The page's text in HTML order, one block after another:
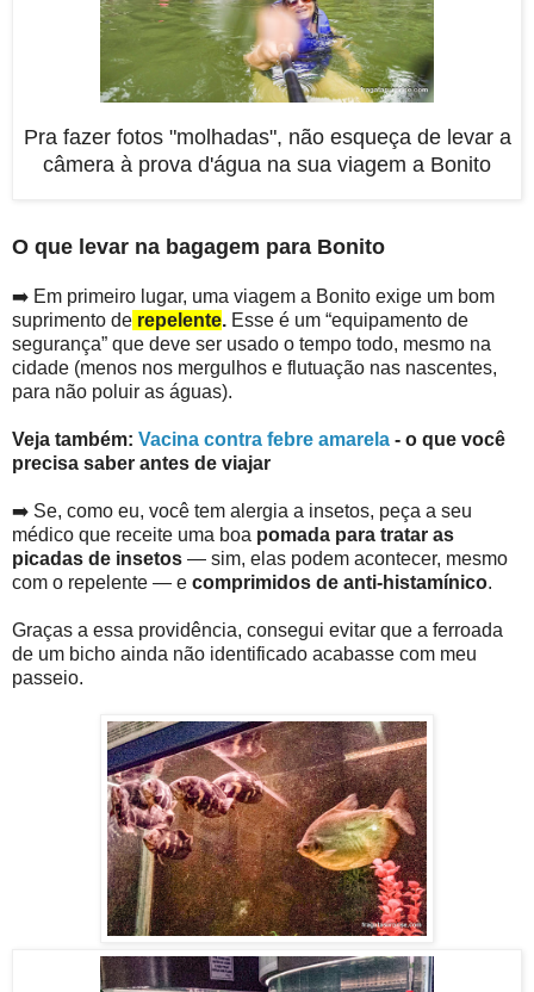
Pra fazer fotos "molhadas", não esqueça de levar a
câmera à prova d'água na sua viagem a Bonito
O que levar na bagagem para Bonito
➡️ Em primeiro lugar, uma viagem a Bonito exige um bom
suprimento de repelente. Esse é um “equipamento de
segurança” que deve ser usado o tempo todo, mesmo na
cidade (menos nos mergulhos e flutuação nas nascentes,
para não poluir as águas).
Veja também: Vacina contra febre amarela - o que você
precisa saber antes de viajar
➡️ Se, como eu, você tem alergia a insetos, peça a seu
médico que receite uma boa pomada para tratar as
picadas de insetos — sim, elas podem acontecer, mesmo
com o repelente — e comprimidos de anti-histamínico.
Graças a essa providência, consegui evitar que a ferroada
de um bicho ainda não identificado acabasse com meu
passeio.